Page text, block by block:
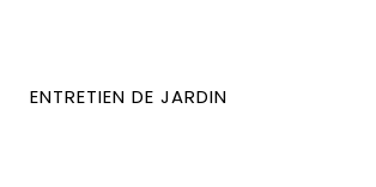
ENTRETIEN DE JARDIN